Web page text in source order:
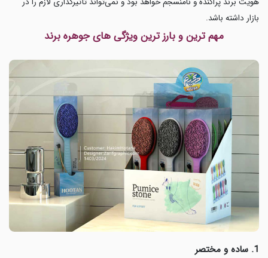
بازار داشته باشد.
مهم ترین و بارز ترین ویژگی های جوهره برند
1. ساده و مختصر